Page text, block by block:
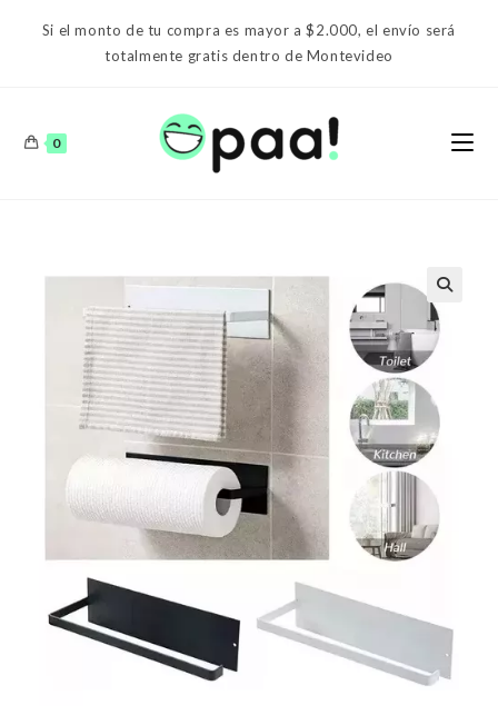
Si el monto de tu compra es mayor a $2.000, el envío será
totalmente gratis dentro de Montevideo
0